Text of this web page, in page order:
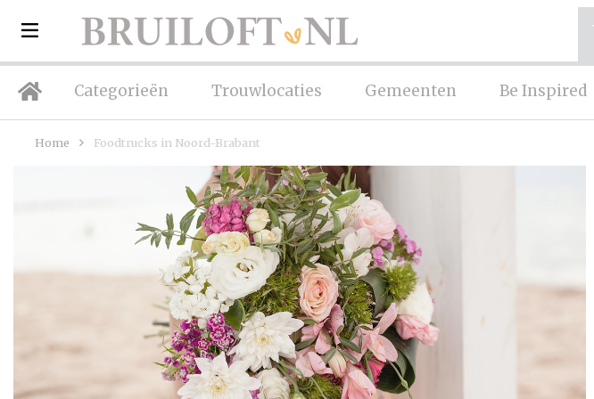
Categorieën Trouwlocaties Gemeenten Be Inspired
Home Foodtrucks in Noord-Brabant